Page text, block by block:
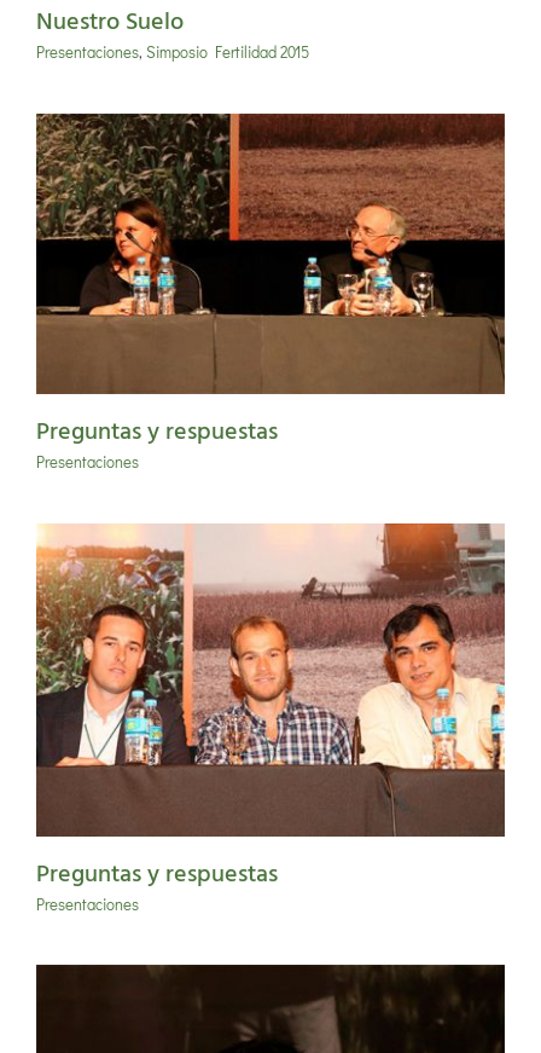
Nuestro Suelo
Presentaciones, Simposio Fertilidad 2015
Preguntas y respuestas
Presentaciones
Preguntas y respuestas
Presentaciones